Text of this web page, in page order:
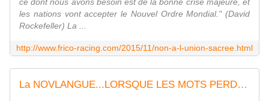
les nations vont accepter le Nouvel Ordre Mondial." (David
Rockefeller) La ...
http://www.frico-racing.com/2015/11/non-a-l-union-sacree.html
La NOVLANGUE...LORSQUE LES MOTS PERDENT LEUR SENS ! - frico-racing-passion moto